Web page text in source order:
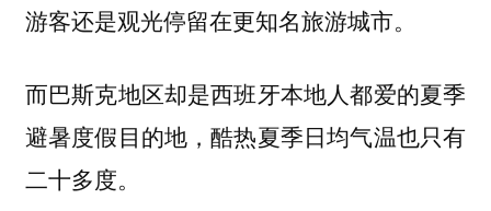
游客还是观光停留在更知名旅游城市。
而巴斯克地区却是西班牙本地人都爱的夏季
避暑度假目的地，酷热夏季日均气温也只有
二十多度。